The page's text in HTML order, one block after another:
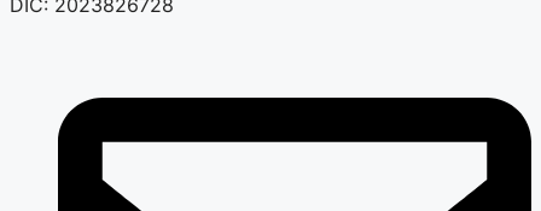
DIČ: 2023826728